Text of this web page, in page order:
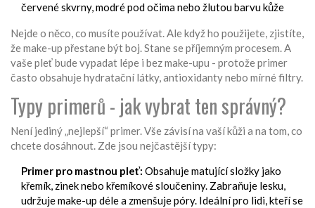
červené skvrny, modré pod očima nebo žlutou barvu kůže
Nejde o něco, co musíte používat. Ale když ho použijete, zjistíte,
že make-up přestane být boj. Stane se příjemným procesem. A
vaše pleť bude vypadat lépe i bez make-upu - protože primer
často obsahuje hydratační látky, antioxidanty nebo mírné filtry.
Typy primerů - jak vybrat ten správný?
Není jediný „nejlepší“ primer. Vše závisí na vaší kůži a na tom, co
chcete dosáhnout. Zde jsou nejčastější typy:
Primer pro mastnou pleť: Obsahuje matující složky jako
křemík, zinek nebo křemíkové sloučeniny. Zabraňuje lesku,
udržuje make-up déle a zmenšuje póry. Ideální pro lidi, kteří se